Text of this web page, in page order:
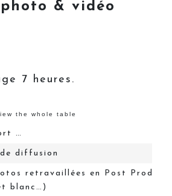
& vidéo
7 heures.
…
diffusion
retravaillées en Post
blanc…)